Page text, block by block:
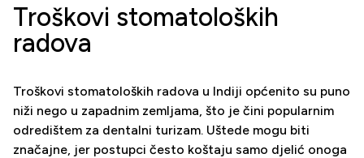
Troškovi stomatoloških
radova
Troškovi stomatoloških radova u Indiji općenito su puno
niži nego u zapadnim zemljama, što je čini popularnim
odredištem za dentalni turizam. Uštede mogu biti
značajne, jer postupci često koštaju samo djelić onoga